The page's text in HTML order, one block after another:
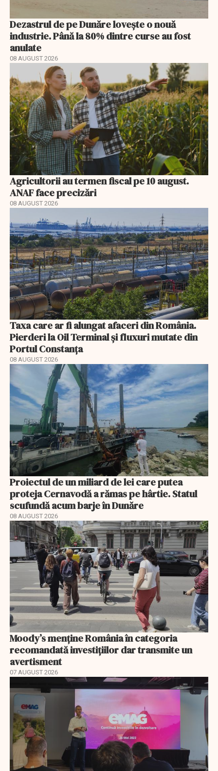
Dezastrul de pe Dunăre lovește o nouă
industrie. Până la 80% dintre curse au fost
anulate
08 AUGUST 2026
Agricultorii au termen fiscal pe 10 august.
ANAF face precizări
08 AUGUST 2026
Taxa care ar fi alungat afaceri din România.
Pierderi la Oil Terminal și fluxuri mutate din
Portul Constanța
08 AUGUST 2026
Proiectul de un miliard de lei care putea
proteja Cernavodă a rămas pe hârtie. Statul
scufundă acum barje în Dunăre
08 AUGUST 2026
Moody’s menține România în categoria
recomandată investițiilor dar transmite un
avertisment
07 AUGUST 2026